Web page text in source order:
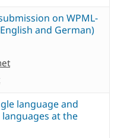
on WPML-
and German)
language and
at the